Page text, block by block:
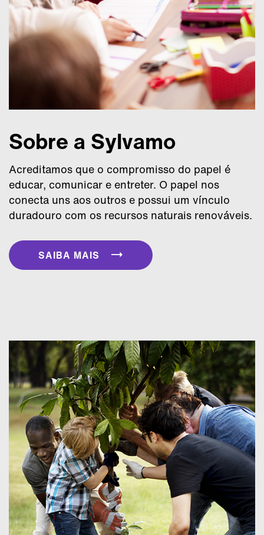
Sobre a Sylvamo
Acreditamos que o compromisso do papel é
educar, comunicar e entreter. O papel nos
conecta uns aos outros e possui um vínculo
duradouro com os recursos naturais renováveis.
SAIBA MAIS